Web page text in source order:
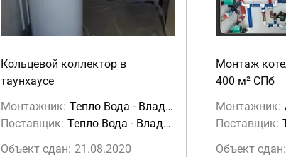
Кольцевой коллектор в
таунхаусе
Монтажник:
Тепло Вода - Владимир Сухоруков
Поставщик:
Тепло Вода - Владимир Сухоруков
Объект сдан: 21.08.2020
Монтаж
400 м² СПб
Монтажник:
Поставщик:
Объект сдан: